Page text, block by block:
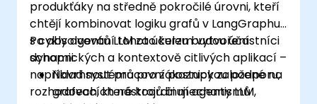
produkťáky na středně pokročilé úrovni, kteří
chtějí kombinovat logiku grafů v LangGraphu
s cykly agentů LLM za účelem vytvoření
dynamických a kontextově citlivých aplikací –
například systémů pro zákaznickou podporu,
rozhodovacích nástrojů či mechanismů
Po absolvování tohoto kurzu budou účastníci
schopni:
Navrhnout pracovní postupy založené na
grafech, které koordinují agenty LLM,